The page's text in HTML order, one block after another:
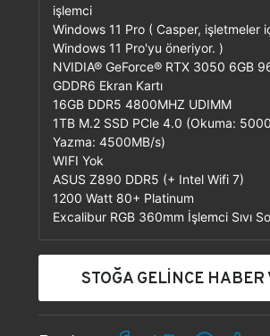
işlemci
Windows 11 Pro ( Casper, işletmeler
Windows 11 Pro'yu öneriyor. )
NVIDIA® GeForce® RTX 3050 6GB
GDDR6 Ekran Kartı
16GB DDR5 4800MHZ UDIMM
1TB M.2 SSD PCle 4.0 (Okuma:
Yazma: 4500MB/s)
WIFI Yok
ASUS Z890 DDR5 (+ Intel Wifi 7)
1200 Watt 80+ Platinum
Excalibur RGB 360mm İşlemci Sıvı
STOĞA GELİNCE HABER